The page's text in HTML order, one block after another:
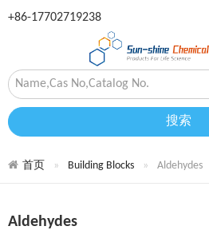
+86-17702719238
搜索
首页 Building Blocks Aldehydes
Aldehydes